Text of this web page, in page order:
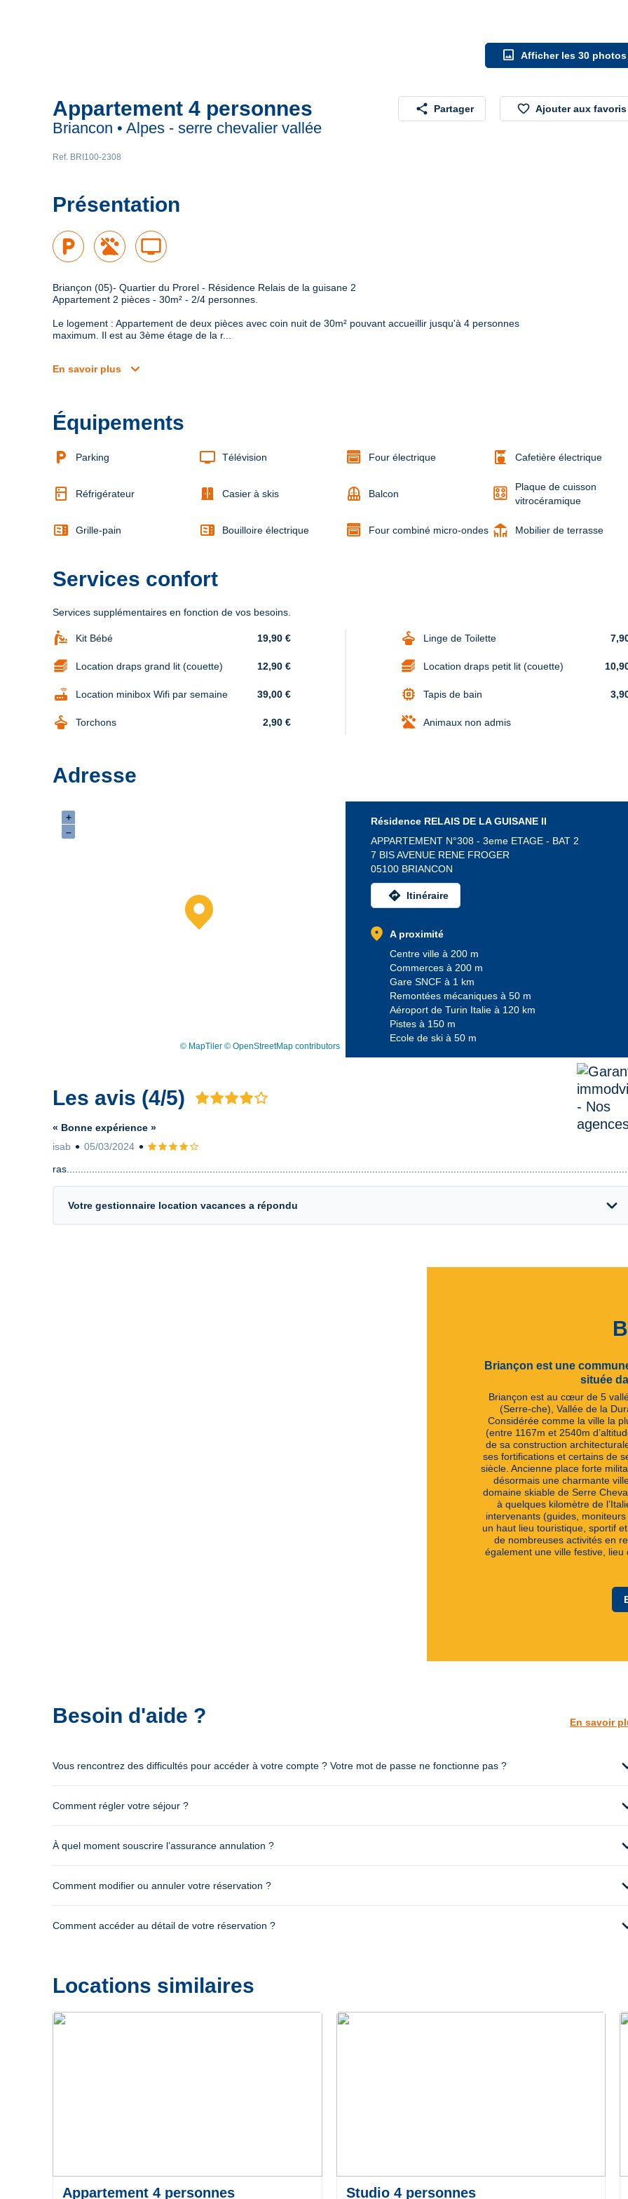
image Afficher les 30 photos
Appartement 4 personnes
Briancon • Alpes - serre chevalier vallée
Ref. BRI100-2308
share Partager favorite_border Ajouter aux favoris
Présentation
local_parking tv
Briançon (05)- Quartier du Prorel - Résidence Relais de la guisane 2
Appartement 2 pièces - 30m² - 2/4 personnes.
Le logement : Appartement de deux pièces avec coin nuit de 30m² pouvant accueillir jusqu'à 4 personnes
maximum. Il est au 3ème étage de la r...
En savoir plus expand_more
Équipements
local_parking Parking tv Télévision Four électrique coffee_maker Cafetière électrique
kitchen Réfrigérateur door_sliding Casier à skis balcony Balcon
Plaque de cuisson
vitrocéramique
microwave Grille-pain microwave Bouilloire électrique Four combiné micro-ondes deck Mobilier de terrasse
Services confort
Services supplémentaires en fonction de vos besoins.
baby_changing_station Kit Bébé 19,90 € dry_cleaning Linge de Toilette
Location draps grand lit (couette) 12,90 € Location draps petit lit (couette)
router Location minibox Wifi par semaine 39,00 € memory Tapis de bain
dry_cleaning Torchons 2,90 € Animaux non admis
Adresse
+
–
© MapTiler © OpenStreetMap contributors
Résidence RELAIS DE LA GUISANE II
APPARTEMENT N°308 - 3eme ETAGE - BAT 2
7 BIS AVENUE RENE FROGER
05100 BRIANCON
directions Itinéraire
location_on
A proximité
Centre ville à 200 m
Commerces à 200 m
Gare SNCF à 1 km
Remontées mécaniques à 50 m
Aéroport de Turin Italie à 120 km
Pistes à 150 m
Ecole de ski à 50 m
Les avis (4/5) Avis 4 sur 5
« Bonne expérience »
isab
05/03/2024
Avis 4 sur 5
Votre gestionnaire location vacances a répondu expand_more
Briançon est une
située
Briançon est au cœur de 5
(Serre-che), Vallée de la
Considérée comme la ville la
(entre 1167m et 2540m
de sa construction
ses fortifications et certains de
siècle. Ancienne place forte
désormais une charmante
domaine skiable de Serre
à quelques kilomètre de
intervenants (guides,
un haut lieu touristique, sportif
de nombreuses activités en
également une ville festive,
Besoin d'aide ? En savoir
Vous rencontrez des difficultés pour accéder à votre compte ? Votre mot de passe ne fonctionne pas ?
Comment régler votre séjour ?
À quel moment souscrire l’assurance annulation ?
Comment modifier ou annuler votre réservation ?
Comment accéder au détail de votre réservation ?
Locations similaires
Précédent
Appartement 4 personnes Studio 4 personnes
Suivant